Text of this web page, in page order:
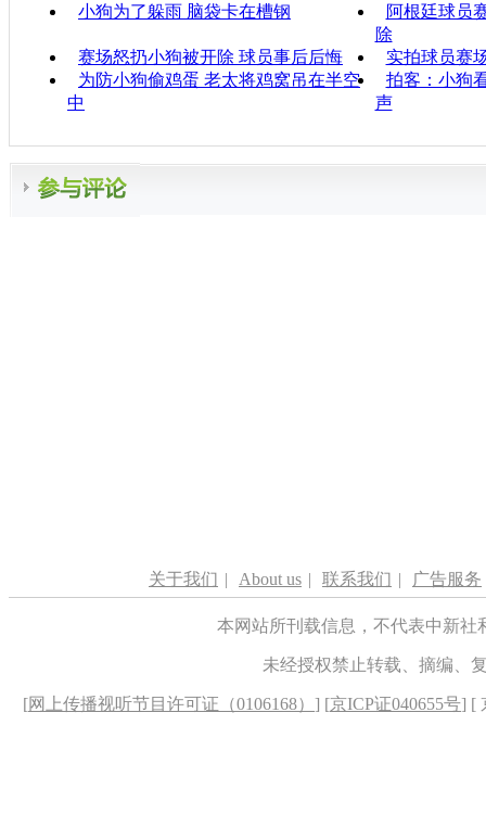
小狗为了躲雨 脑袋卡在槽钢
阿根廷球员
除
赛场怒扔小狗被开除 球员事后后悔
实拍球员赛
为防小狗偷鸡蛋 老太将鸡窝吊在半空
中
拍客：小狗
声
关于我们 | About us | 联系我们 | 广告服务
本网站所刊载信息，不代表中新
未经授权禁止转载、摘编、
[网上传播视听节目许可证（0106168） ] [京ICP证040655号] [